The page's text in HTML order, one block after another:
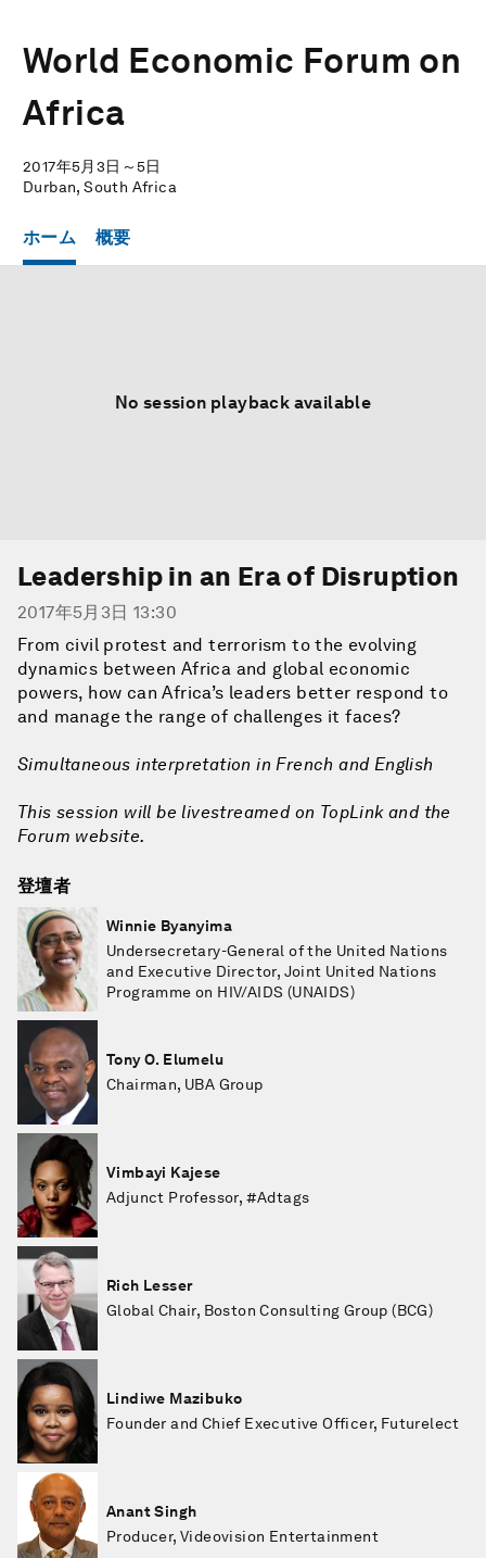
World Economic Forum on
Africa
2017年5月3日～5日
Durban, South Africa
ホーム 概要
No session playback available
Leadership in an Era of Disruption
2017年5月3日 13:30
From civil protest and terrorism to the evolving
dynamics between Africa and global economic
powers, how can Africa’s leaders better respond to
and manage the range of challenges it faces?
Simultaneous interpretation in French and English
This session will be livestreamed on TopLink and the
Forum website.
登壇者
Winnie Byanyima
Undersecretary-General of the United Nations
and Executive Director, Joint United Nations
Programme on HIV/AIDS (UNAIDS)
Tony O. Elumelu
Chairman, UBA Group
Vimbayi Kajese
Adjunct Professor, #Adtags
Rich Lesser
Global Chair, Boston Consulting Group (BCG)
Lindiwe Mazibuko
Founder and Chief Executive Officer, Futurelect
Anant Singh
Producer, Videovision Entertainment